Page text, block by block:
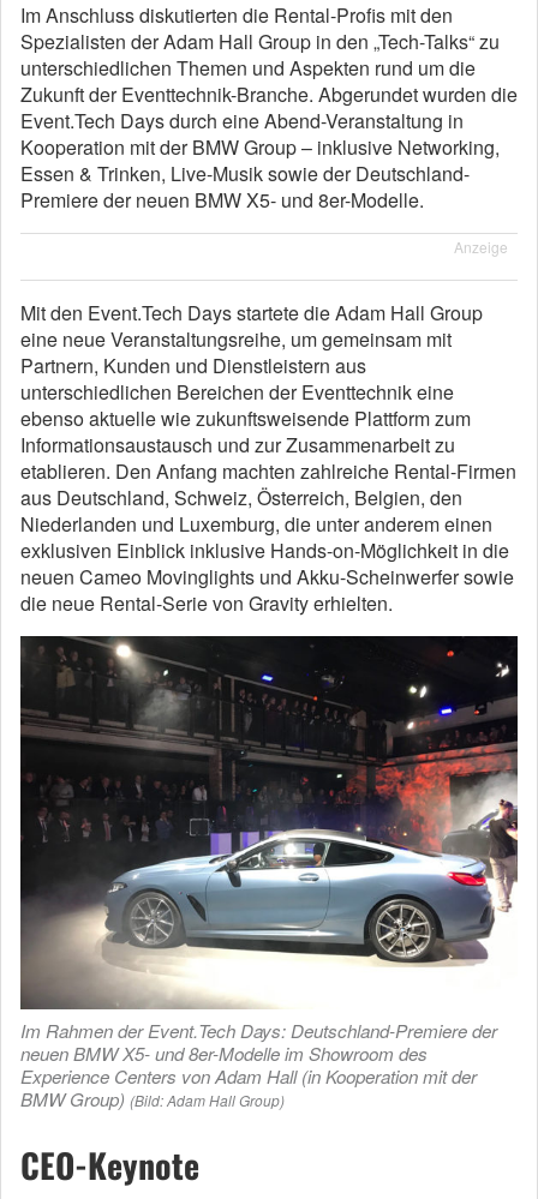
Im Anschluss diskutierten die Rental-Profis mit den
Spezialisten der Adam Hall Group in den „Tech-Talks“ zu
unterschiedlichen Themen und Aspekten rund um die
Zukunft der Eventtechnik-Branche. Abgerundet wurden die
Event.Tech Days durch eine Abend-Veranstaltung in
Kooperation mit der BMW Group – inklusive Networking,
Essen & Trinken, Live-Musik sowie der Deutschland-
Premiere der neuen BMW X5- und 8er-Modelle.
Anzeige
Mit den Event.Tech Days startete die Adam Hall Group
eine neue Veranstaltungsreihe, um gemeinsam mit
Partnern, Kunden und Dienstleistern aus
unterschiedlichen Bereichen der Eventtechnik eine
ebenso aktuelle wie zukunftsweisende Plattform zum
Informationsaustausch und zur Zusammenarbeit zu
etablieren. Den Anfang machten zahlreiche Rental-Firmen
aus Deutschland, Schweiz, Österreich, Belgien, den
Niederlanden und Luxemburg, die unter anderem einen
exklusiven Einblick inklusive Hands-on-Möglichkeit in die
neuen Cameo Movinglights und Akku-Scheinwerfer sowie
die neue Rental-Serie von Gravity erhielten.
Im Rahmen der Event.Tech Days: Deutschland-Premiere der
neuen BMW X5- und 8er-Modelle im Showroom des
Experience Centers von Adam Hall (in Kooperation mit der
BMW Group) (Bild: Adam Hall Group)
CEO-Keynote